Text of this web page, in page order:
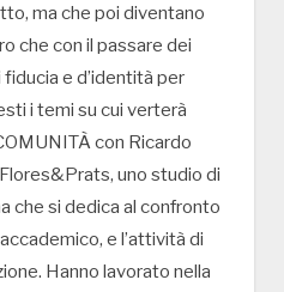
ma che poi diventano
che con il passare dei
e d’identità per
i temi su cui verterà
con Ricardo
uno studio di
che si dedica al confronto
e l’attività di
Hanno lavorato nella